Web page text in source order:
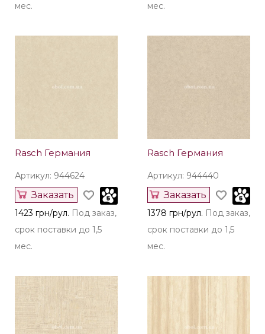
мес.
мес.
Rasch Германия
Артикул: 944624
Заказать
1423 грн/рул. Под заказ,
срок поставки до 1,5
мес.
Rasch Германия
Артикул: 944440
Заказать
1378 грн/рул. Под заказ,
срок поставки до 1,5
мес.